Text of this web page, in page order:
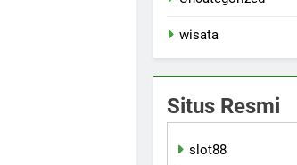
wisata
Situs Resmi
slot88